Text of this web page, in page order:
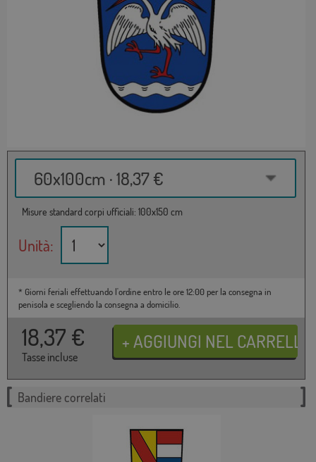
60x100cm · 18,37 €
Misure standard corpi ufficiali: 100x150 cm
Unità:
* Giorni feriali effettuando l'ordine entro le ore 12:00 per la consegna in
penisola e scegliendo la consegna a domicilio.
18,37 €
Tasse incluse
Bandiere correlati